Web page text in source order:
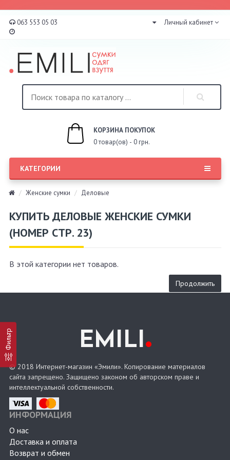
063 553 05 03 Личный кабинет
КОРЗИНА ПОКУПОК
0 товар(ов) - 0 грн.
КАТЕГОРИИ
Женские сумки Деловые
Фильтр
КУПИТЬ ДЕЛОВЫЕ ЖЕНСКИЕ СУМКИ
(НОМЕР СТР. 23)
В этой категории нет товаров.
Продолжить
EMILI.
© 2018 Интернет-магазин «Эмили». Копирование материалов
сайта запрещено. Защищено законом об авторском праве и
интеллектуальной собственности.
ИНФОРМАЦИЯ
О нас
Доставка и оплата
Возврат и обмен